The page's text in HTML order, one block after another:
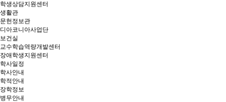
학생상담지원센터
생활관
문헌정보관
디아코니아사업단
보건실
교수학습역량개발센터
장애학생지원센터
학사일정
학사안내
학적안내
장학정보
병무안내